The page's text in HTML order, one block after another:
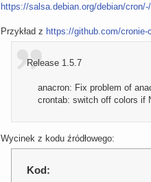
https://salsa.debian.org/debian/
Przykład z https://github.com/cronie-
Release 1.5.7
anacron: Fix problem of
crontab: switch off colors if
Wycinek z kodu źródłowego:
Kod: